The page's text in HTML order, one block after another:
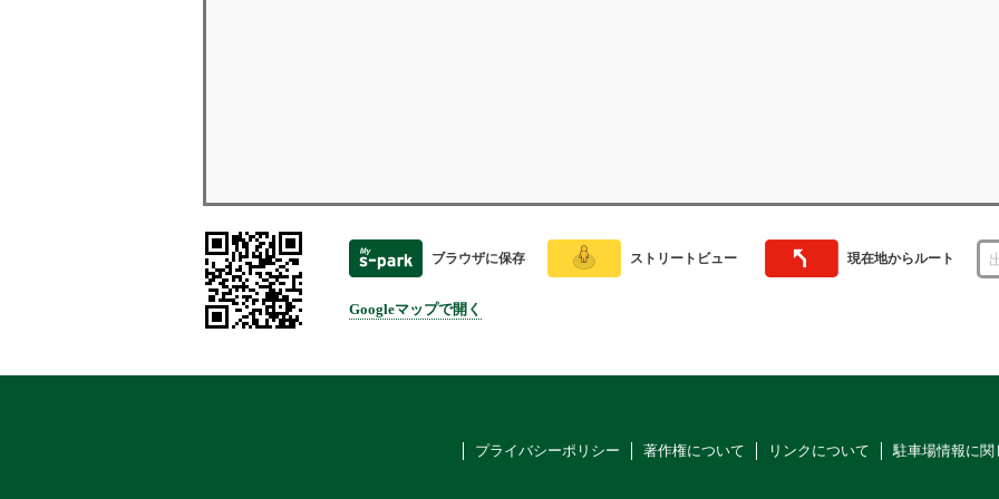
ブラウザに保存 ストリートビュー 現在地からルート
Googleマップで開く
プライバシーポリシー 著作権について リンクについて 駐車場情報に関